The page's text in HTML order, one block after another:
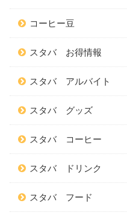
コーヒー豆
スタバ お得情報
スタバ アルバイト
スタバ グッズ
スタバ コーヒー
スタバ ドリンク
スタバ フード